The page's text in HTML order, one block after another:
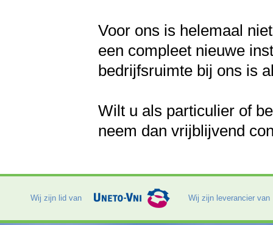
Voor ons is helemaal
een compleet nieuwe
bedrijfsruimte bij ons is
Wilt u als particulier of
neem dan vrijblijvend
Wij zijn lid van Wij zijn leverancier van